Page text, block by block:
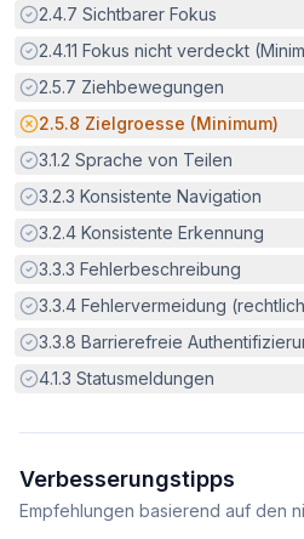
Erfüllt:
2.4.7 Sichtbarer Fokus
Erfüllt:
2.4.11 Fokus nicht verdeckt
Erfüllt:
2.5.7 Ziehbewegungen
Potenzielle Barriere:
2.5.8 Zielgroesse (Minimum)
Erfüllt:
3.1.2 Sprache von Teilen
Erfüllt:
3.2.3 Konsistente Navigation
Erfüllt:
3.2.4 Konsistente Erkennung
Erfüllt:
3.3.3 Fehlerbeschreibung
Erfüllt:
3.3.4 Fehlervermeidung
Erfüllt:
3.3.8 Barrierefreie
Erfüllt:
4.1.3 Statusmeldungen
Verbesserungstipps
Empfehlungen basierend auf den